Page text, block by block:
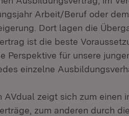
Arbeit/Beruf oder
Dort lagen die
ist die beste
Perspektive für unsere
einzelne
AVdual zeigt sich zum einen
zum anderen durch